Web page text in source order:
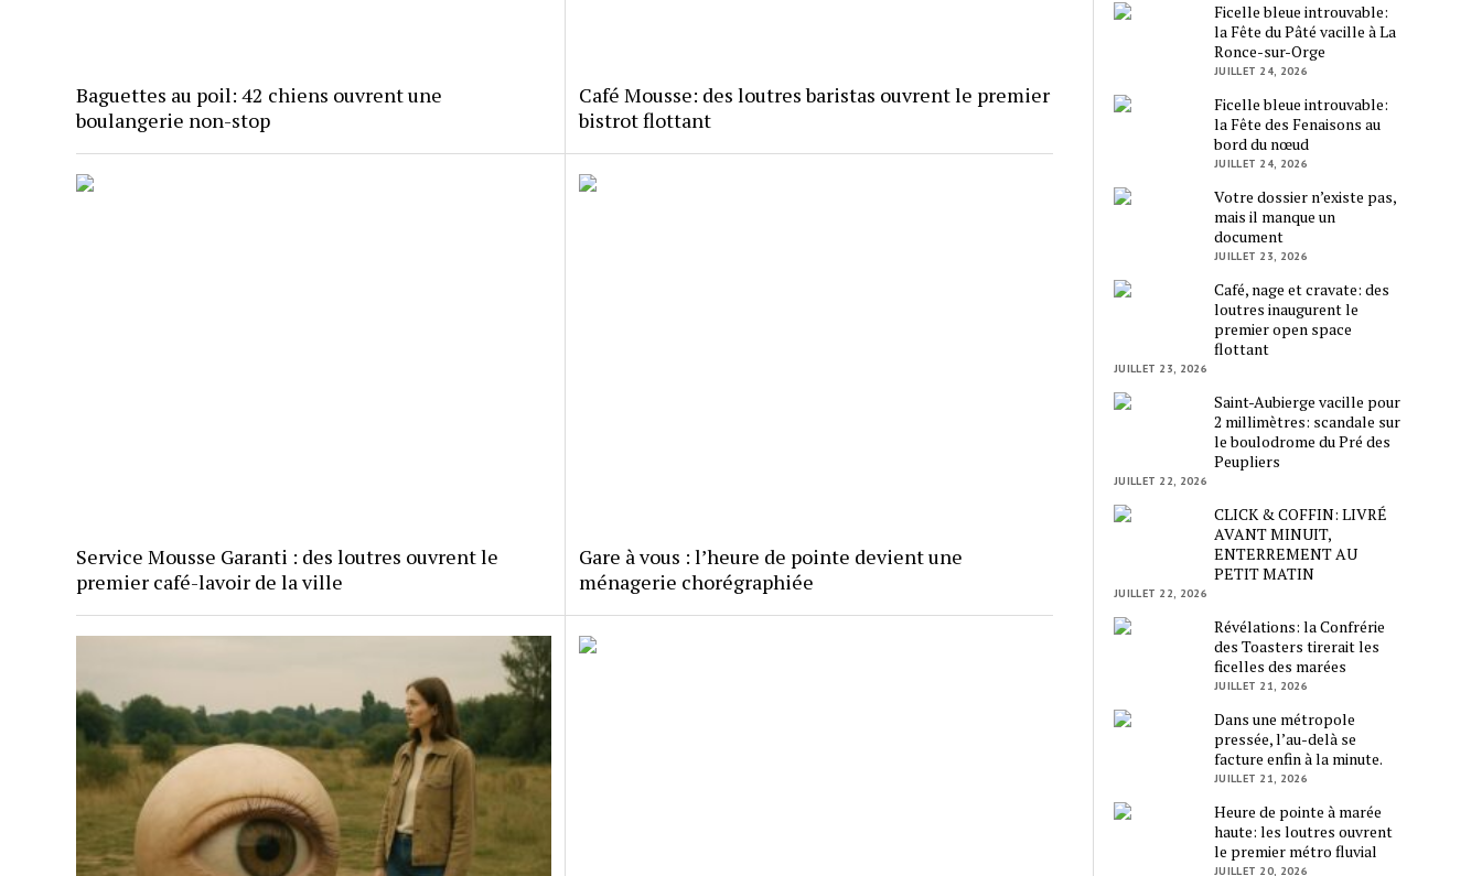
Baguettes au poil: 42 chiens ouvrent une
boulangerie non-stop
Café Mousse: des loutres baristas ouvrent le premier
bistrot flottant
Service Mousse Garanti : des loutres ouvrent le
premier café-lavoir de la ville
Gare à vous : l’heure de pointe devient une
ménagerie chorégraphiée
Ficelle bleue introuvable:
la Fête du Pâté vacille à La
Ronce-sur-Orge
JUILLET 24, 2026
Ficelle bleue introuvable:
la Fête des Fenaisons au
bord du nœud
JUILLET 24, 2026
Votre dossier n’existe pas,
mais il manque un
document
JUILLET 23, 2026
Café, nage et cravate: des
loutres inaugurent le
premier open space
flottant
JUILLET 23, 2026
Saint-Aubierge vacille pour
2 millimètres: scandale sur
le boulodrome du Pré des
Peupliers
JUILLET 22, 2026
CLICK & COFFIN: LIVRÉ
AVANT MINUIT,
ENTERREMENT AU
PETIT MATIN
JUILLET 22, 2026
Révélations: la Confrérie
des Toasters tirerait les
ficelles des marées
JUILLET 21, 2026
Dans une métropole
pressée, l’au-delà se
facture enfin à la minute.
JUILLET 21, 2026
Heure de pointe à marée
haute: les loutres ouvrent
le premier métro fluvial
JUILLET 20, 2026